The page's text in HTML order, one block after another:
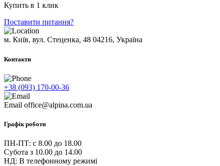
Купить в 1 клик
Поставити питання?
м. Київ, вул. Стеценка, 48 04216, Україна
Контакти
+38 (093) 170-00-36
Email office@alpina.com.ua
Графік роботи
ПН-ПТ: c 8.00 до 18.00
Субота з 10.00 до 14.00
НД: В телефонному режимі